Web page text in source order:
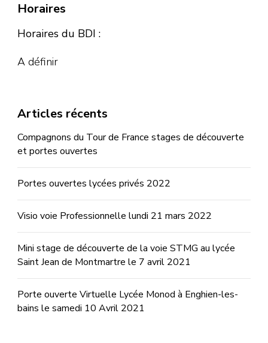
Horaires
Horaires du BDI :
A définir
Articles récents
Compagnons du Tour de France stages de découverte
et portes ouvertes
Portes ouvertes lycées privés 2022
Visio voie Professionnelle lundi 21 mars 2022
Mini stage de découverte de la voie STMG au lycée
Saint Jean de Montmartre le 7 avril 2021
Porte ouverte Virtuelle Lycée Monod à Enghien-les-
bains le samedi 10 Avril 2021